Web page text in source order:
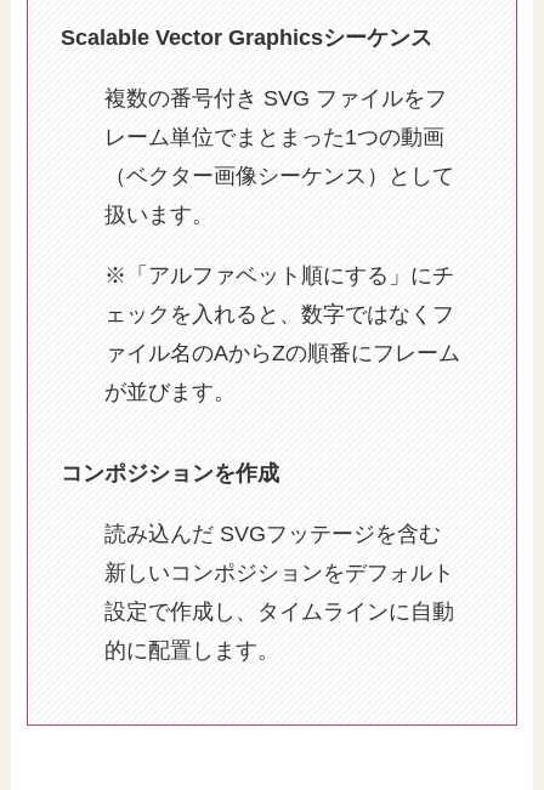
Scalable Vector Graphicsシーケンス
複数の番号付き SVG ファイルをフ
レーム単位でまとまった1つの動画
（ベクター画像シーケンス）として
扱います。
※「アルファベット順にする」にチ
ェックを入れると、数字ではなくフ
ァイル名のAからZの順番にフレーム
が並びます。
コンポジションを作成
読み込んだ SVGフッテージを含む
新しいコンポジションをデフォルト
設定で作成し、タイムラインに自動
的に配置します。